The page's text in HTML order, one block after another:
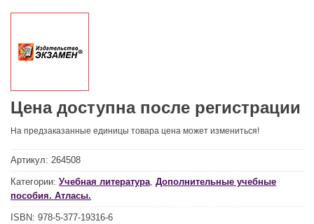
Цена доступна после регистрации
На предзаказанные единицы товара цена может измениться!
Артикул: 264508
Категории: Учебная литература Дополнительные учебные
пособия. Атласы.
ISBN: 978-5-377-19316-6